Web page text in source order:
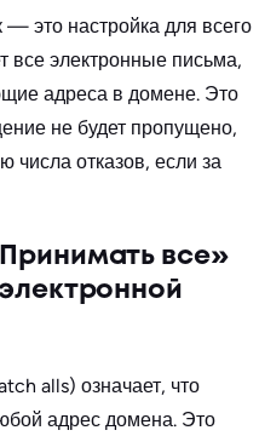
это настройка для всего
все электронные письма,
адреса в домене. Это
не будет пропущено,
числа отказов, если за
все»
alls) означает, что
адрес домена. Это